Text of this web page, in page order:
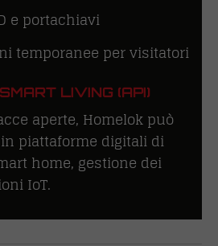
e portachiavi
temporanee per visitatori
LIVING (API)
aperte, Homelok può
piattaforme digitali di
home, gestione dei
IoT.